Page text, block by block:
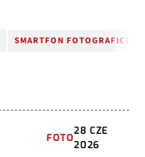
SMARTFON FOTOGRAFICZNY
FOTO
28 CZE
2026